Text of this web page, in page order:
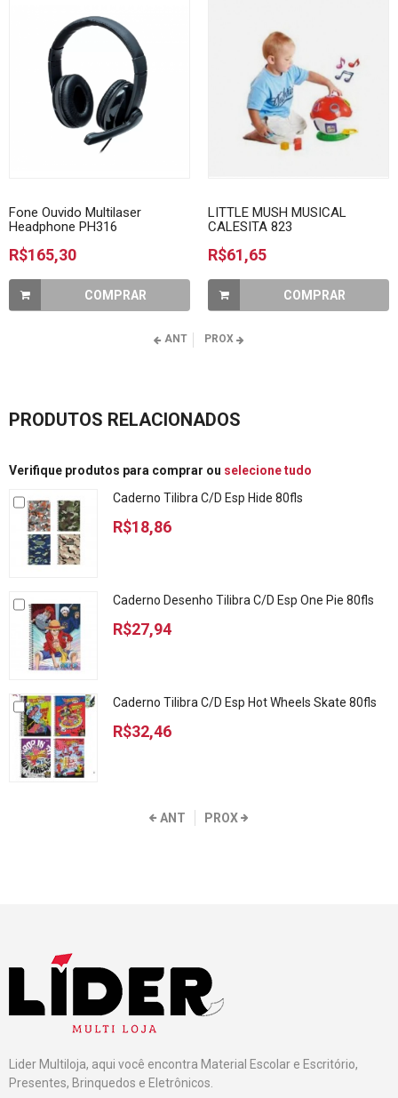
Fone Ouvido Multilaser
Headphone PH316
R$165,30
COMPRAR
LITTLE MUSH MUSICAL
CALESITA 823
R$61,65
COMPRAR
ANT PROX
PRODUTOS RELACIONADOS
Verifique produtos para comprar ou selecione tudo
Caderno Tilibra C/D Esp Hide 80fls
R$18,86
Caderno Desenho Tilibra C/D Esp One Pie 80fls
R$27,94
Caderno Tilibra C/D Esp Hot Wheels Skate 80fls
R$32,46
ANT PROX
Lider Multiloja, aqui você encontra Material Escolar e Escritório,
Presentes, Brinquedos e Eletrônicos.